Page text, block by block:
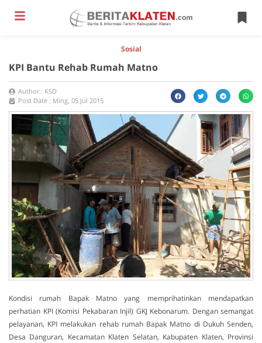
Sosial
KPI Bantu Rehab Rumah Matno
Author : KSD
Post Date : Ming, 05 Jul 2015
Kondisi rumah Bapak Matno yang memprihatinkan mendapatkan
perhatian KPI (Komisi Pekabaran Injil) GKJ Kebonarum. Dengan semangat
pelayanan, KPI melakukan rehab rumah Bapak Matno di Dukuh Senden,
Desa Danguran, Kecamatan Klaten Selatan, Kabupaten Klaten, Provinsi